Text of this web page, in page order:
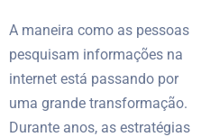
A maneira como as pessoas
pesquisam informações na
internet está passando por
uma grande transformação.
Durante anos, as estratégias